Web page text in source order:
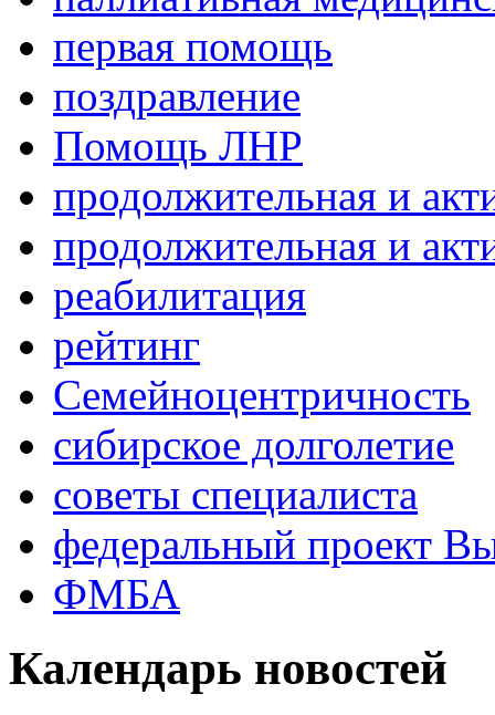
первая помощь
поздравление
Помощь ЛНР
продолжительная и
продолжительная и
реабилитация
рейтинг
Семейноцентричность
сибирское долголетие
советы специалиста
федеральный проект
ФМБА
Календарь новостей